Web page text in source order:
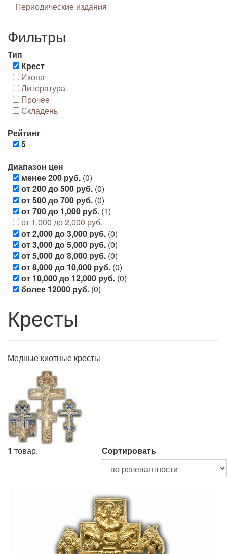
Периодические издания
Фильтры
Тип
Крест
Икона
Литература
Прочее
Складень
Рейтинг
5
Диапазон цен
менее 200 руб. (0)
от 200 до 500 руб. (0)
от 500 до 700 руб. (0)
от 700 до 1,000 руб. (1)
от 1,000 до 2,000 руб.
от 2,000 до 3,000 руб. (0)
от 3,000 до 5,000 руб. (0)
от 5,000 до 8,000 руб. (0)
от 8,000 до 10,000 руб. (0)
от 10,000 до 12,000 руб. (0)
более 12000 руб. (0)
Кресты
Медные киотные кресты
1 товар. Сортировать